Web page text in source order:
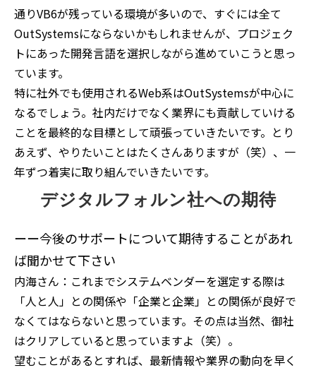
通りVB6が残っている環境が多いので、すぐには全て
OutSystemsにならないかもしれませんが、プロジェク
トにあった開発言語を選択しながら進めていこうと思っ
ています。
特に社外でも使用されるWeb系はOutSystemsが中心に
なるでしょう。社内だけでなく業界にも貢献していける
ことを最終的な目標として頑張っていきたいです。とり
あえず、やりたいことはたくさんありますが（笑）、一
年ずつ着実に取り組んでいきたいです。
デジタルフォルン社への期待
ーー今後のサポートについて期待することがあれ
ば聞かせて下さい
内海さん：これまでシステムベンダーを選定する際は
「人と人」との関係や「企業と企業」との関係が良好で
なくてはならないと思っています。その点は当然、御社
はクリアしていると思っていますよ（笑）。
望むことがあるとすれば、最新情報や業界の動向を早く